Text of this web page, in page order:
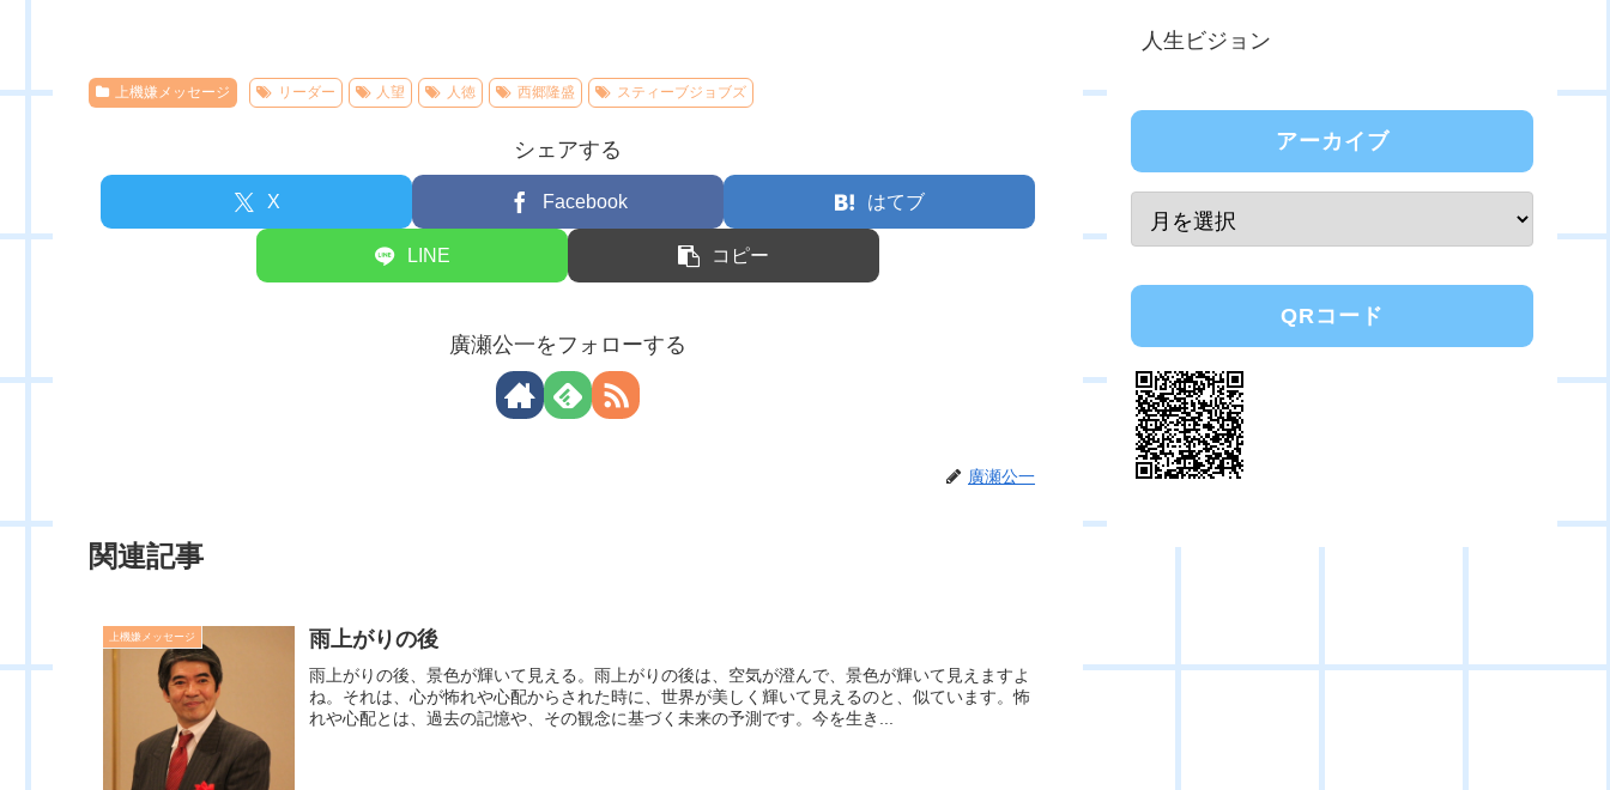
上機嫌メッセージ リーダー 人望 人徳 西郷隆盛 スティーブジョブズ
シェアする
X Facebook はてブ
LINE コピー
廣瀬公一をフォローする
廣瀬公一
関連記事
上機嫌メッセージ 雨上がりの後
雨上がりの後、景色が輝いて見える。雨上がりの後は、空気が澄んで、景色が輝いて見えますよ
ね。それは、心が怖れや心配からされた時に、世界が美しく輝いて見えるのと、似ています。怖
れや心配とは、過去の記憶や、その観念に基づく未来の予測です。今を生き...
人生ビジョン
アーカイブ
QRコード